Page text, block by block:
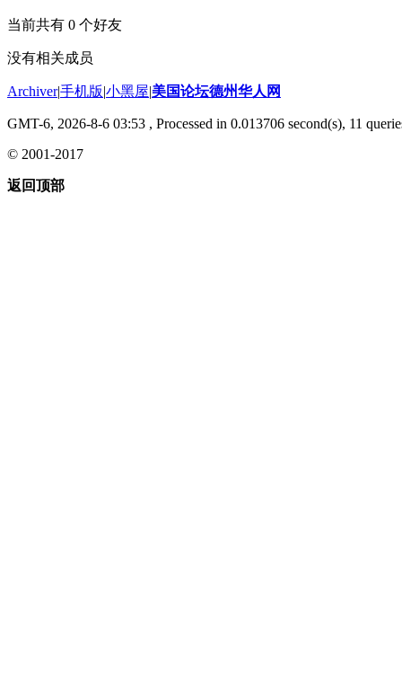
当前共有 0 个好友
没有相关成员
Archiver|手机版|小黑屋|美国论坛德州华人网
GMT-6, 2026-8-6 03:53 , Processed in 0.013706 second(s), 11
© 2001-2017
返回顶部